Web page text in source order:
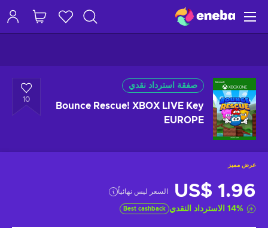
صفقة استرداد نقدي
Bounce Rescue! XBOX LIVE Key
EUROPE
10
عرض مميز
US$ 1.96 السعر ليس نهائياً
14% الاسترداد النقدي Best cashback